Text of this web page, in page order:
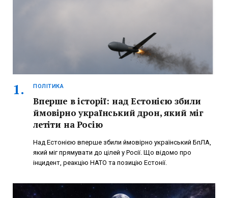
ПОЛІТИКА
Вперше в історії: над Естонією збили
ймовірно український дрон, який міг
летіти на Росію
Над Естонією вперше збили ймовірно український БпЛА,
який міг прямувати до цілей у Росії. Що відомо про
інцидент, реакцію НАТО та позицію Естонії.